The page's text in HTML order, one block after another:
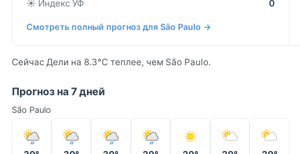
☀️ Индекс УФ 0
Смотреть полный прогноз для São Paulo →
Сейчас Дели на 8.3°C теплее, чем São Paulo.
Прогноз на 7 дней
São Paulo